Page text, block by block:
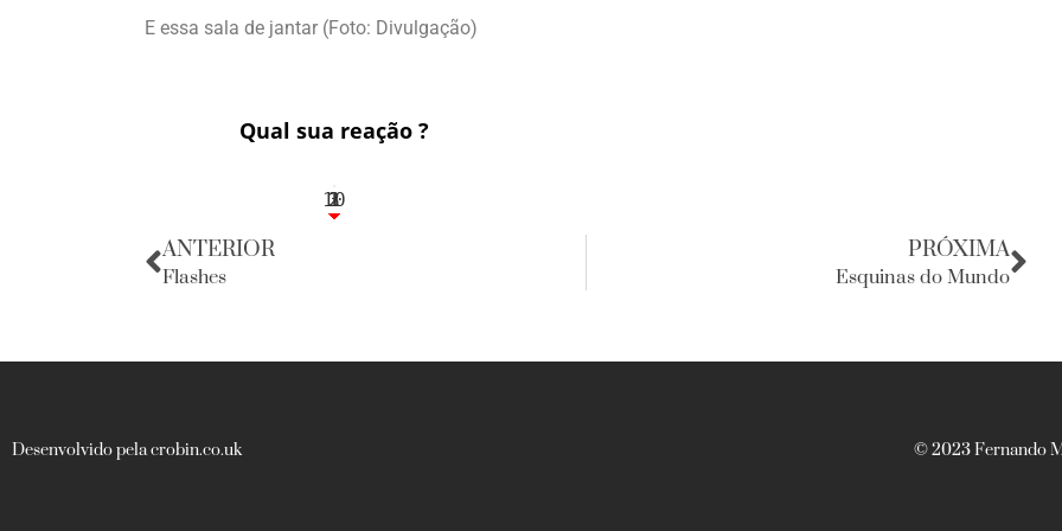
E essa sala de jantar (Foto: Divulgação)
Qual sua reação ?
3
1
1
2
10
ANTERIOR
Flashes
PRÓXIMA
Esquinas do Mundo
Desenvolvido pela crobin.co.uk © 2023 Fernando